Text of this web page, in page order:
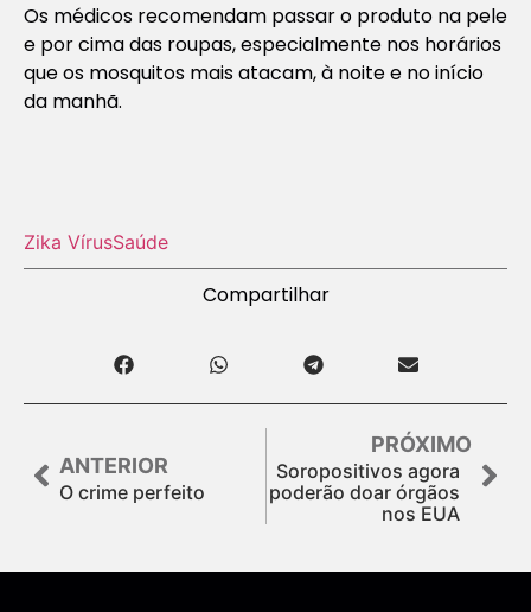
Os médicos recomendam passar o produto na pele
e por cima das roupas, especialmente nos horários
que os mosquitos mais atacam, à noite e no início
da manhã.
Zika VírusSaúde
Compartilhar
ANTERIOR
O crime perfeito
PRÓXIMO
Soropositivos agora
poderão doar órgãos
nos EUA